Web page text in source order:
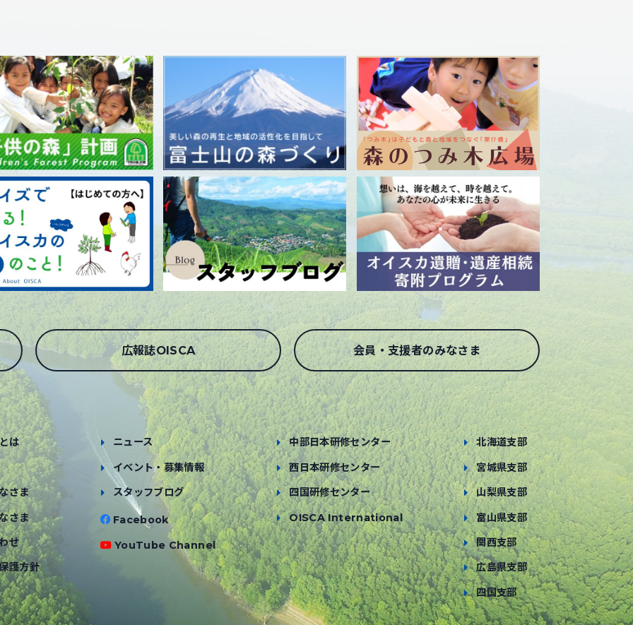
広報誌OISCA 会員・支援者のみなさま
は
さま
さま
せ
護方針
ニュース
イベント・募集情報
スタッフブログ
Facebook
YouTube Channel
中部日本研修センター
西日本研修センター
四国研修センター
OISCA International
北海道支部
宮城県支部
山梨県支部
富山県支部
関西支部
広島県支部
四国支部